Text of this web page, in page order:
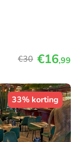
€30 €16,99
33% korting